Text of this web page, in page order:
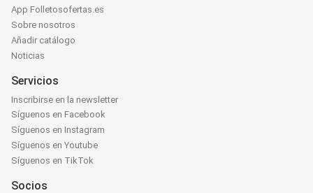
App Folletosofertas.es
Sobre nosotros
Añadir catálogo
Noticias
Servicios
Inscribirse en la newsletter
Síguenos en Facebook
Síguenos en Instagram
Síguenos en Youtube
Síguenos en TikTok
Socios